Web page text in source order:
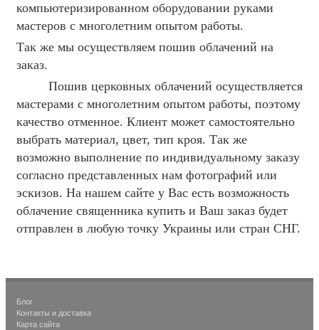
компьютеризированном оборудовании руками
мастеров с многолетним опытом работы.
Так же мы осуществляем пошив облачений на
заказ.
Пошив церковных облачений осуществляется
мастерами с многолетним опытом работы, поэтому
качество отменное. Клиент может самостоятельно
выбрать материал, цвет, тип кроя. Так же
возможно выполнение по индивидуальному заказу
согласно представленных нам фотографий или
эскизов. На нашем сайте у Вас есть возможность
облачение священника купить и Ваш заказ будет
отправлен в любую точку Украины или стран СНГ.
Блог
Контакты и доставка
Карта сайта